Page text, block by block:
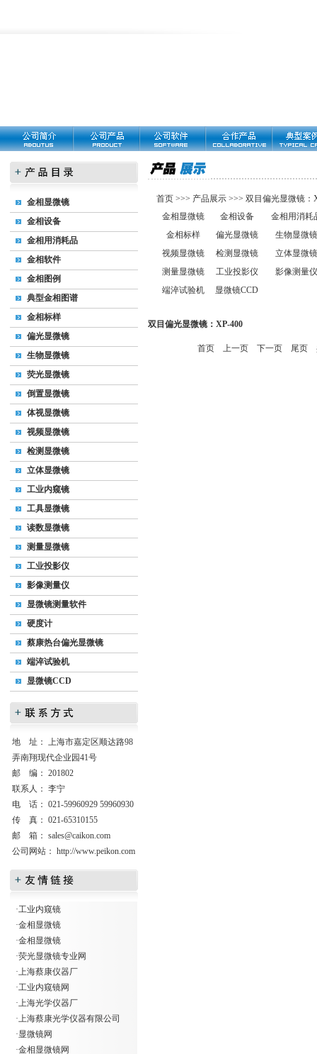
金相显微镜
金相设备
金相用消耗品
金相软件
金相图例
典型金相图谱
金相标样
偏光显微镜
生物显微镜
荧光显微镜
倒置显微镜
体视显微镜
视频显微镜
检测显微镜
立体显微镜
工业内窥镜
工具显微镜
读数显微镜
测量显微镜
工业投影仪
影像测量仪
显微镜测量软件
硬度计
蔡康热台偏光显微镜
端淬试验机
显微镜CCD
地 址： 上海市嘉定区顺达路98
弄南翔现代企业园41号
邮 编： 201802
联系人： 李宁
电 话： 021-59960929 59960930
传 真： 021-65310155
邮 箱： sales@caikon.com
公司网站： http://www.peikon.com
·工业内窥镜
·金相显微镜
·金相显微镜
·荧光显微镜专业网
·上海蔡康仪器厂
·工业内窥镜网
·上海光学仪器厂
·上海蔡康光学仪器有限公司
·显微镜网
·金相显微镜网
首页 >>> 产品展示 >>> 双目偏光显微镜：
金相显微镜
金相设备
金相用消耗
金相标样
偏光显微镜
生物显微镜
视频显微镜
检测显微镜
立体显微镜
测量显微镜
工业投影仪
影像测量仪
端淬试验机
显微镜CCD
双目偏光显微镜：XP-400
首页 上一页 下一页 尾页